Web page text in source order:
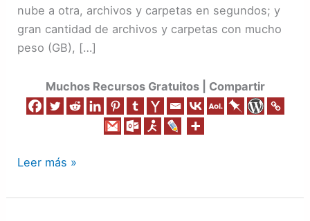
nube a otra, archivos y carpetas en segundos; y
gran cantidad de archivos y carpetas con mucho
peso (GB), […]
Muchos Recursos Gratuitos | Compartir
Leer más »